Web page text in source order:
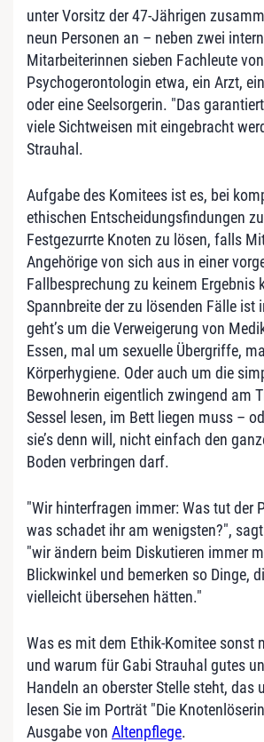
unter Vorsitz der 47-Jährigen
neun Personen an – neben zwei
Mitarbeiterinnen sieben Fachleute
Psychogerontologin etwa, ein Arzt,
oder eine Seelsorgerin. "Das
viele Sichtweisen mit eingebracht
Strauhal.
Aufgabe des Komitees ist es, bei
ethischen Entscheidungsfindungen
Festgezurrte Knoten zu lösen, falls
Angehörige von sich aus in einer
Fallbesprechung zu keinem Ergebnis
Spannbreite der zu lösenden Fälle ist
geht’s um die Verweigerung von
Essen, mal um sexuelle Übergriffe,
Körperhygiene. Oder auch um die
Bewohnerin eigentlich zwingend am
Sessel lesen, im Bett liegen muss –
sie’s denn will, nicht einfach den
Boden verbringen darf.
"Wir hinterfragen immer: Was tut der
was schadet ihr am wenigsten?",
"wir ändern beim Diskutieren immer
Blickwinkel und bemerken so Dinge,
vielleicht übersehen hätten."
Was es mit dem Ethik-Komitee sonst
und warum für Gabi Strauhal gutes
Handeln an oberster Stelle steht, das
lesen Sie im Porträt "Die
Ausgabe von Altenpflege.